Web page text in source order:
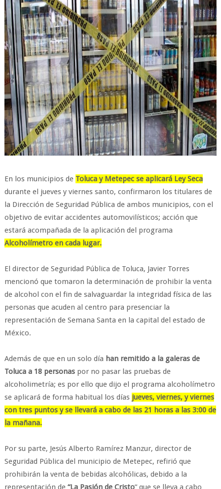
En los municipios de Toluca y Metepec se aplicará Ley Seca
durante el jueves y viernes santo, confirmaron los titulares de
la Dirección de Seguridad Pública de ambos municipios, con el
objetivo de evitar accidentes automovilísticos; acción que
estará acompañada de la aplicación del programa
Alcoholímetro en cada lugar.
El director de Seguridad Pública de Toluca, Javier Torres
mencionó que tomaron la determinación de prohibir la venta
de alcohol con el fin de salvaguardar la integridad física de las
personas que acuden al centro para presenciar la
representación de Semana Santa en la capital del estado de
México.
Además de que en un solo día han remitido a la galeras de
Toluca a 18 personas por no pasar las pruebas de
alcoholimetría; es por ello que dijo el programa alcoholímetro
se aplicará de forma habitual los días jueves, viernes, y viernes
con tres puntos y se llevará a cabo de las 21 horas a las 3:00 de
la mañana.
Por su parte, Jesús Alberto Ramírez Manzur, director de
Seguridad Pública del municipio de Metepec, refirió que
prohibirán la venta de bebidas alcohólicas, debido a la
representación de “La Pasión de Cristo” que se lleva a cabo